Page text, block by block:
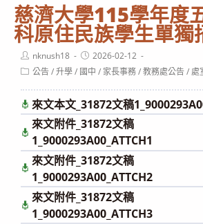
慈濟大學115學年度
科原住民族學生單獨
Post
author:
nknush18
Post
published:
2026-02-12
Post公告/升學/ 國中 / 家長事務/教務處公告/處
來文本文_31872文稿
來文附件_31872文稿
1_9000293A00_ATTCH1
來文附件_31872文稿
1_9000293A00_ATTCH2
來文附件_31872文稿
1_9000293A00_ATTCH3